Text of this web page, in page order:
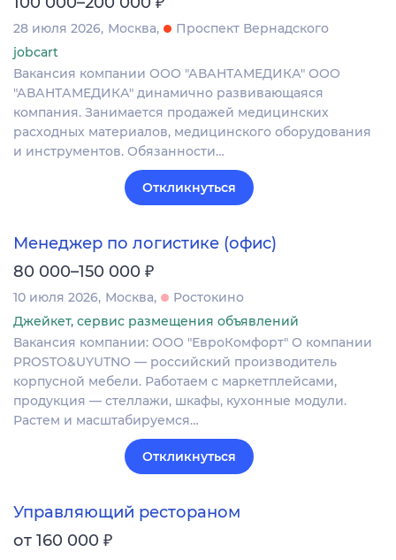
28 июля 2026 Москва
Проспект Вернадского
jobcart
Вакансия компании ООО "АВАНТАМЕДИКА" ООО
"АВАНТАМЕДИКА" динамично развивающаяся
компания. Занимается продажей медицинских
расходных материалов, медицинского оборудования
и инструментов. Обязанности…
Откликнуться
Менеджер по логистике (офис)
80 000–150 000 ₽
10 июля 2026 Москва
Ростокино
Джейкет, сервис размещения объявлений
Вакансия компании: ООО "ЕвроКомфорт" О компании
PROSTO&UYUTNO — российский производитель
корпусной мебели. Работаем с маркетплейсами,
продукция — стеллажи, шкафы, кухонные модули.
Растем и масштабируемся…
Откликнуться
Управляющий рестораном
от 160 000 ₽